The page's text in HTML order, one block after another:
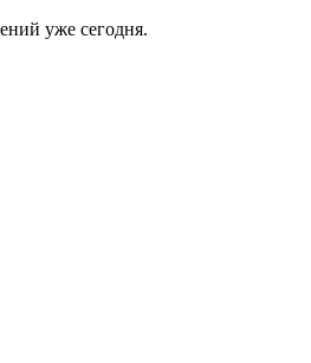
уже сегодня.